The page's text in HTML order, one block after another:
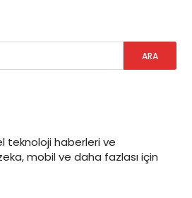
teknoloji haberleri ve
mobil ve daha fazlası için